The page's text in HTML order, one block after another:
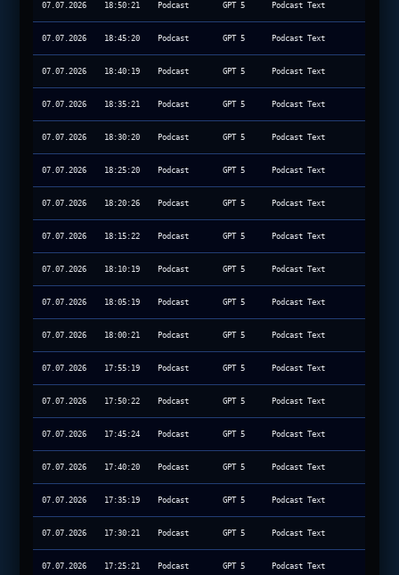
07.07.2026 18:50:21 Podcast GPT 5 Podcast Text
07.07.2026 18:45:20 Podcast GPT 5 Podcast Text
07.07.2026 18:40:19 Podcast GPT 5 Podcast Text
07.07.2026 18:35:21 Podcast GPT 5 Podcast Text
07.07.2026 18:30:20 Podcast GPT 5 Podcast Text
07.07.2026 18:25:20 Podcast GPT 5 Podcast Text
07.07.2026 18:20:26 Podcast GPT 5 Podcast Text
07.07.2026 18:15:22 Podcast GPT 5 Podcast Text
07.07.2026 18:10:19 Podcast GPT 5 Podcast Text
07.07.2026 18:05:19 Podcast GPT 5 Podcast Text
07.07.2026 18:00:21 Podcast GPT 5 Podcast Text
07.07.2026 17:55:19 Podcast GPT 5 Podcast Text
07.07.2026 17:50:22 Podcast GPT 5 Podcast Text
07.07.2026 17:45:24 Podcast GPT 5 Podcast Text
07.07.2026 17:40:20 Podcast GPT 5 Podcast Text
07.07.2026 17:35:19 Podcast GPT 5 Podcast Text
07.07.2026 17:30:21 Podcast GPT 5 Podcast Text
07.07.2026 17:25:21 Podcast GPT 5 Podcast Text